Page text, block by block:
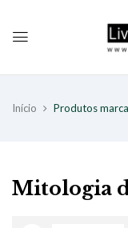
Início Produtos
Mitologia